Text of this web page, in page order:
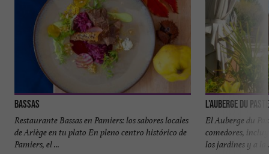
Bassas
Restaurante Bassas en Pamiers: los sabores locales
de Ariège en tu plato En pleno centro histórico de
Pamiers, el ...
L'Auberge du
El Auberge du
comedores,
los jardines y a la